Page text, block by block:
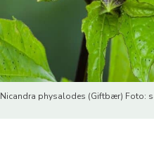
Nicandra physalodes (Giftbær) Foto: